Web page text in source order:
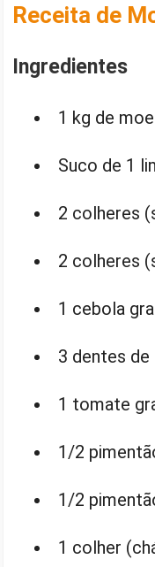
Receita de
Ingredientes
1 kg de
Suco de 1
2 colheres
2 colheres
1 cebola
3 dentes de
1 tomate
1/2
1/2
1 colher